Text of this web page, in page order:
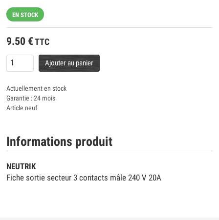
EN STOCK
9.50 € TTC
Ajouter au panier
Actuellement en stock
Garantie : 24 mois
Article neuf
Informations produit
NEUTRIK
Fiche sortie secteur 3 contacts mâle 240 V 20A